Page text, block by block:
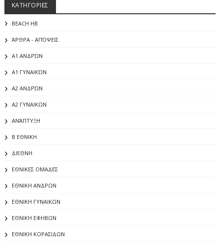
ΚΑΤΗΓΟΡΙΕΣ
BEACH HB
ΆΡΘΡΑ - ΑΠΌΨΕΙΣ
Α1 ΑΝΔΡΏΝ
Α1 ΓΥΝΑΙΚΏΝ
Α2 ΑΝΔΡΏΝ
Α2 ΓΥΝΑΙΚΩΝ
ΑΝΆΠΤΥΞΗ
Β ΕΘΝΙΚΗ
ΔΙΕΘΝΗ
ΕΘΝΙΚΕΣ ΟΜΑΔΕΣ
ΕΘΝΙΚΗ ΑΝΔΡΩΝ
ΕΘΝΙΚΗ ΓΥΝΑΙΚΩΝ
ΕΘΝΙΚΗ ΕΦΗΒΩΝ
ΕΘΝΙΚΗ ΚΟΡΑΣΙΔΩΝ